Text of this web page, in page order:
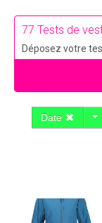
77 Tests de
Déposez votre
Date